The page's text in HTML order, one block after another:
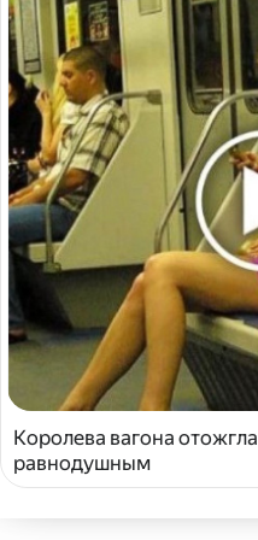
Королева вагона
равнодушным